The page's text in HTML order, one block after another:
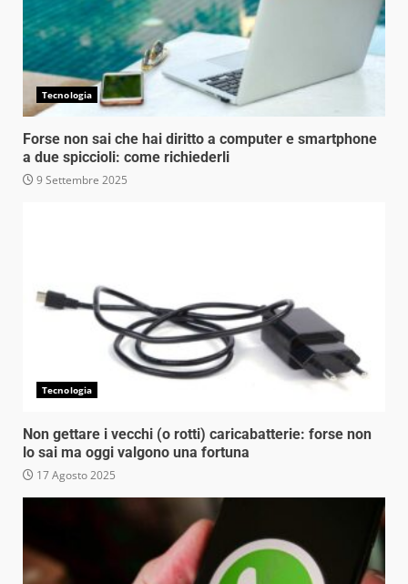
Tecnologia
Forse non sai che hai diritto a computer e smartphone
a due spiccioli: come richiederli
9 Settembre 2025
Tecnologia
Non gettare i vecchi (o rotti) caricabatterie: forse non
lo sai ma oggi valgono una fortuna
17 Agosto 2025